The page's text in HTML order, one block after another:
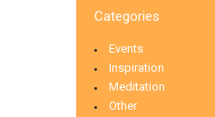
Categories
Events
Inspiration
Meditation
Other